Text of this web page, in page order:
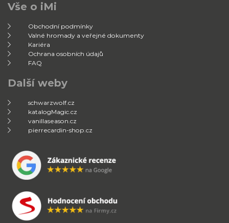
Vše o iMi
Obchodní podmínky
Valné hromady a veřejné dokumenty
Kariéra
Ochrana osobních údajů
FAQ
Další weby
schwarzwolf.cz
katalogMagic.cz
vanillaseason.cz
pierrecardin-shop.cz